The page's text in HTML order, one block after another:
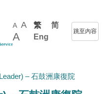
A A
A
繁
简
Eng
跳至內容
– 石鼓洲康復院